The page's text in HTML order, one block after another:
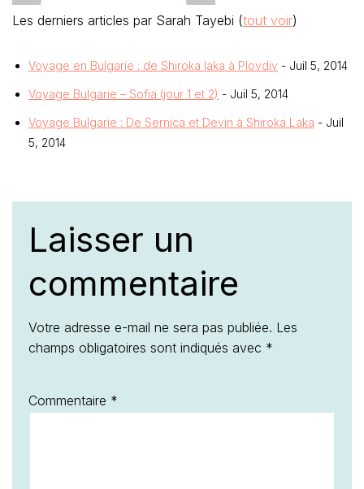
Les derniers articles par Sarah Tayebi (tout voir)
Voyage en Bulgarie : de Shiroka laka à Plovdiv - Juil 5, 2014
Voyage Bulgarie – Sofia (jour 1 et 2) - Juil 5, 2014
Voyage Bulgarie : De Sernica et Devin à Shiroka Laka - Juil
5, 2014
Laisser un
commentaire
Votre adresse e-mail ne sera pas publiée. Les
champs obligatoires sont indiqués avec *
Commentaire *